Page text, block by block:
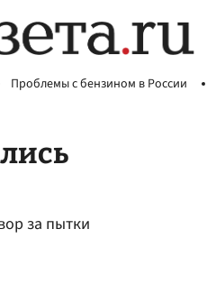
Проблемы с бензином в России
за пытки